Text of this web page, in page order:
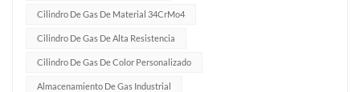
Cilindro De Gas De Material 34CrMo4
Cilindro De Gas De Alta Resistencia
Cilindro De Gas De Color Personalizado
Almacenamiento De Gas Industrial